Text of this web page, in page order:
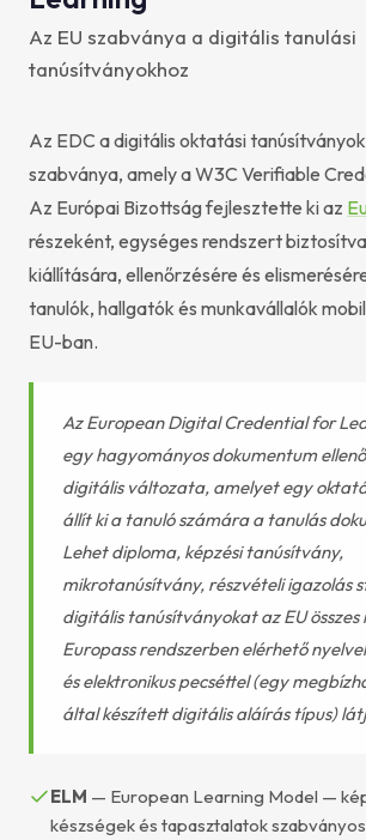
Az EU szabványa a digitális tanulási
tanúsítványokhoz
Az EDC a digitális oktatási
szabványa, amely a W3C Verifiable
Az Európai Bizottság fejlesztette ki az
részeként, egységes rendszert
kiállítására, ellenőrzésére és
tanulók, hallgatók és munkavállalók
EU-ban.
Az European Digital Credential for
egy hagyományos dokumentum
digitális változata, amelyet egy
állít ki a tanuló számára a tanulás
Lehet diploma, képzési tanúsítvány,
mikrotanúsítvány, részvételi igazolás
digitális tanúsítványokat az EU összes
Europass rendszerben elérhető
és elektronikus pecséttel (egy
által készített digitális aláírás típus)
ELM — European Learning Model —
készségek és tapasztalatok